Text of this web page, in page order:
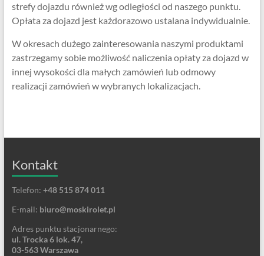
strefy dojazdu również wg odległości od naszego punktu.
Opłata za dojazd jest każdorazowo ustalana indywidualnie.
W okresach dużego zainteresowania naszymi produktami
zastrzegamy sobie możliwość naliczenia opłaty za dojazd w
innej wysokości dla małych zamówień lub odmowy
realizacji zamówień w wybranych lokalizacjach.
Kontakt
Telefon: +48 515 874 011
E-mail: biuro@moskirolet.pl
Adres punktu stacjonarnego:
ul. Trocka 6 lok. 47,
03-563 Warszawa